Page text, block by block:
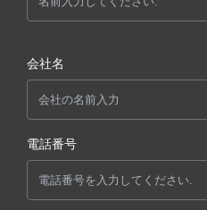
会社名
電話番号